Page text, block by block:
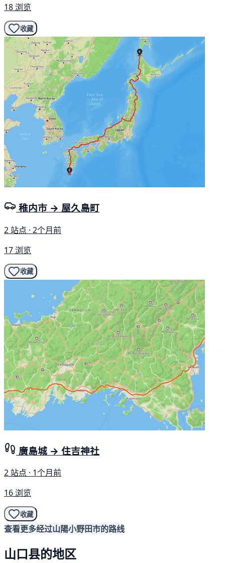
18 浏览
收藏
稚内市 → 屋久島町
2 站点 · 2个月前
17 浏览
收藏
廣島城 → 住吉神社
2 站点 · 1个月前
16 浏览
收藏
查看更多经过山陽小野田市的路线
山口县的地区